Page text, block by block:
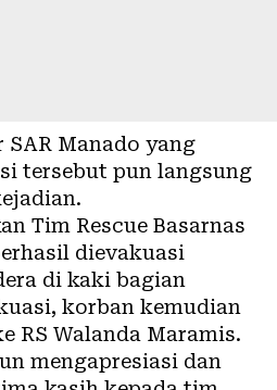
SAR Manado yang
tersebut pun langsung
Tim Rescue Basarnas
dievakuasi
di kaki bagian
korban kemudian
RS Walanda Maramis.
mengapresiasi dan